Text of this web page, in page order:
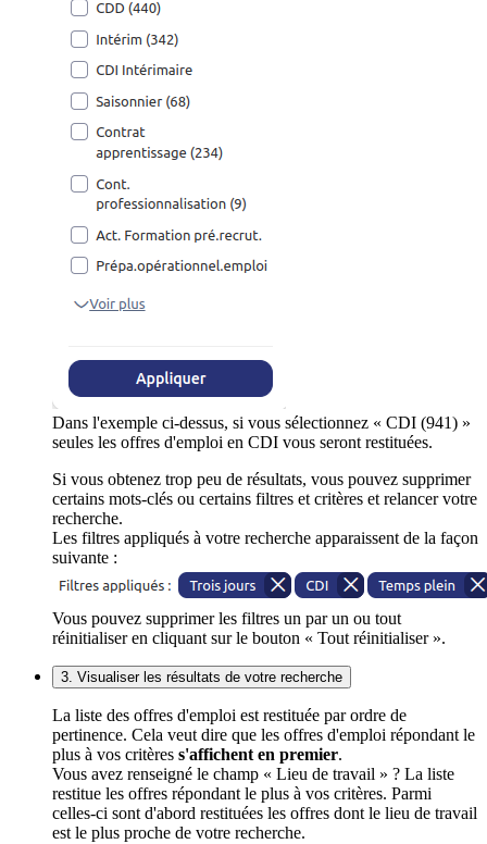
Dans l'exemple ci-dessus, si vous sélectionnez « CDI (941) »
seules les offres d'emploi en CDI vous seront restituées.
Si vous obtenez trop peu de résultats, vous pouvez supprimer
certains mots-clés ou certains filtres et critères et relancer votre
recherche.
Les filtres appliqués à votre recherche apparaissent de la façon
suivante :
Vous pouvez supprimer les filtres un par un ou tout
réinitialiser en cliquant sur le bouton « Tout réinitialiser ».
3. Visualiser les résultats de votre recherche
La liste des offres d'emploi est restituée par ordre de
pertinence. Cela veut dire que les offres d'emploi répondant le
plus à vos critères s'affichent en premier.
Vous avez renseigné le champ « Lieu de travail » ? La liste
restitue les offres répondant le plus à vos critères. Parmi
celles-ci sont d'abord restituées les offres dont le lieu de travail
est le plus proche de votre recherche.